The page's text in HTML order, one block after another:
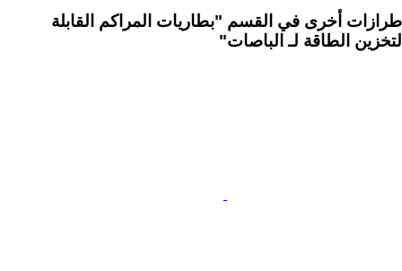
طرازات أخرى في القسم "بطاريات المراكم القابلة
لتخزين الطاقة لـ الباصات"